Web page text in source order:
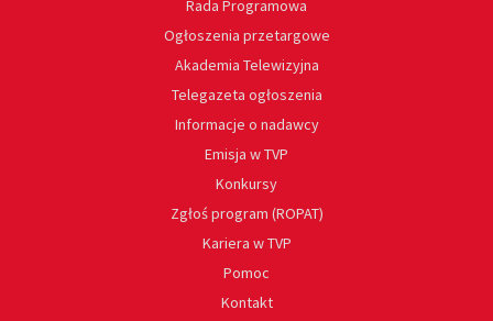
Rada Programowa
Ogłoszenia przetargowe
Akademia Telewizyjna
Telegazeta ogłoszenia
Informacje o nadawcy
Emisja w TVP
Konkursy
Zgłoś program (ROPAT)
Kariera w TVP
Pomoc
Kontakt